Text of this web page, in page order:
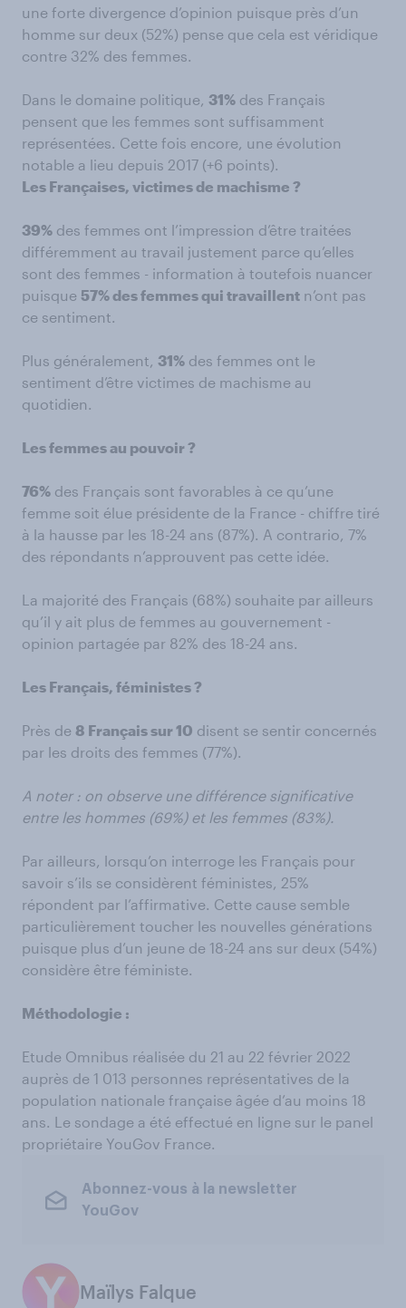
une forte divergence d’opinion puisque près d’un
homme sur deux (52%) pense que cela est véridique
contre 32% des femmes.
Dans le domaine politique, 31% des Français
pensent que les femmes sont suffisamment
représentées. Cette fois encore, une évolution
notable a lieu depuis 2017 (+6 points).
Les Françaises, victimes de machisme ?
39% des femmes ont l’impression d’être traitées
différemment au travail justement parce qu’elles
sont des femmes - information à toutefois nuancer
puisque 57% des femmes qui travaillent n’ont pas
ce sentiment.
Plus généralement, 31% des femmes ont le
sentiment d’être victimes de machisme au
quotidien.
Les femmes au pouvoir ?
76% des Français sont favorables à ce qu’une
femme soit élue présidente de la France - chiffre tiré
à la hausse par les 18-24 ans (87%). A contrario, 7%
des répondants n’approuvent pas cette idée.
La majorité des Français (68%) souhaite par ailleurs
qu’il y ait plus de femmes au gouvernement -
opinion partagée par 82% des 18-24 ans.
Les Français, féministes ?
Près de 8 Français sur 10 disent se sentir concernés
par les droits des femmes (77%).
A noter : on observe une différence significative
entre les hommes (69%) et les femmes (83%).
Par ailleurs, lorsqu’on interroge les Français pour
savoir s’ils se considèrent féministes, 25%
répondent par l’affirmative. Cette cause semble
particulièrement toucher les nouvelles générations
puisque plus d’un jeune de 18-24 ans sur deux (54%)
considère être féministe.
Méthodologie :
Etude Omnibus réalisée du 21 au 22 février 2022
auprès de 1 013 personnes représentatives de la
population nationale française âgée d’au moins 18
ans. Le sondage a été effectué en ligne sur le panel
propriétaire YouGov France.
Abonnez-vous à la newsletter
YouGov
Maïlys Falque